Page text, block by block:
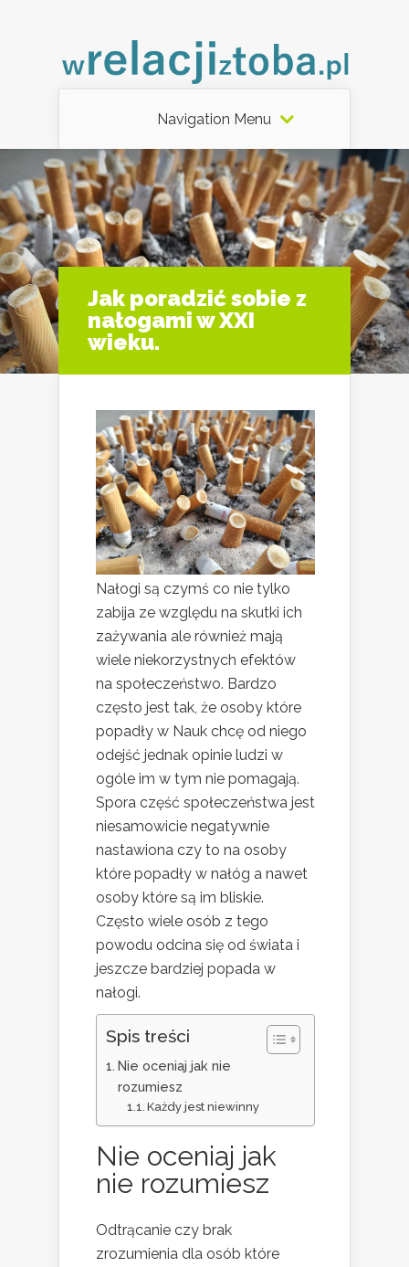
Navigation Menu
Jak poradzić sobie z
nałogami w XXI
wieku.
Nałogi są czymś co nie tylko
zabija ze względu na skutki ich
zażywania ale również mają
wiele niekorzystnych efektów
na społeczeństwo. Bardzo
często jest tak, że osoby które
popadły w Nauk chcę od niego
odejść jednak opinie ludzi w
ogóle im w tym nie pomagają.
Spora część społeczeństwa jest
niesamowicie negatywnie
nastawiona czy to na osoby
które popadły w nałóg a nawet
osoby które są im bliskie.
Często wiele osób z tego
powodu odcina się od świata i
jeszcze bardziej popada w
nałogi.
Spis treści
Nie oceniaj jak nie
rozumiesz
Każdy jest niewinny
Nie oceniaj jak
nie rozumiesz
Odtrącanie czy brak
zrozumienia dla osób które